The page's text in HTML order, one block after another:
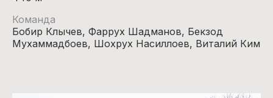
Команда
Бобир Клычев, Фаррух Шадманов, Бекзод
Мухаммадбоев, Шохрух Насиллоев, Виталий Ким